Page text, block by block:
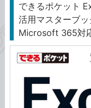
できるポケット
活用マスターブ
Microsoft 365対